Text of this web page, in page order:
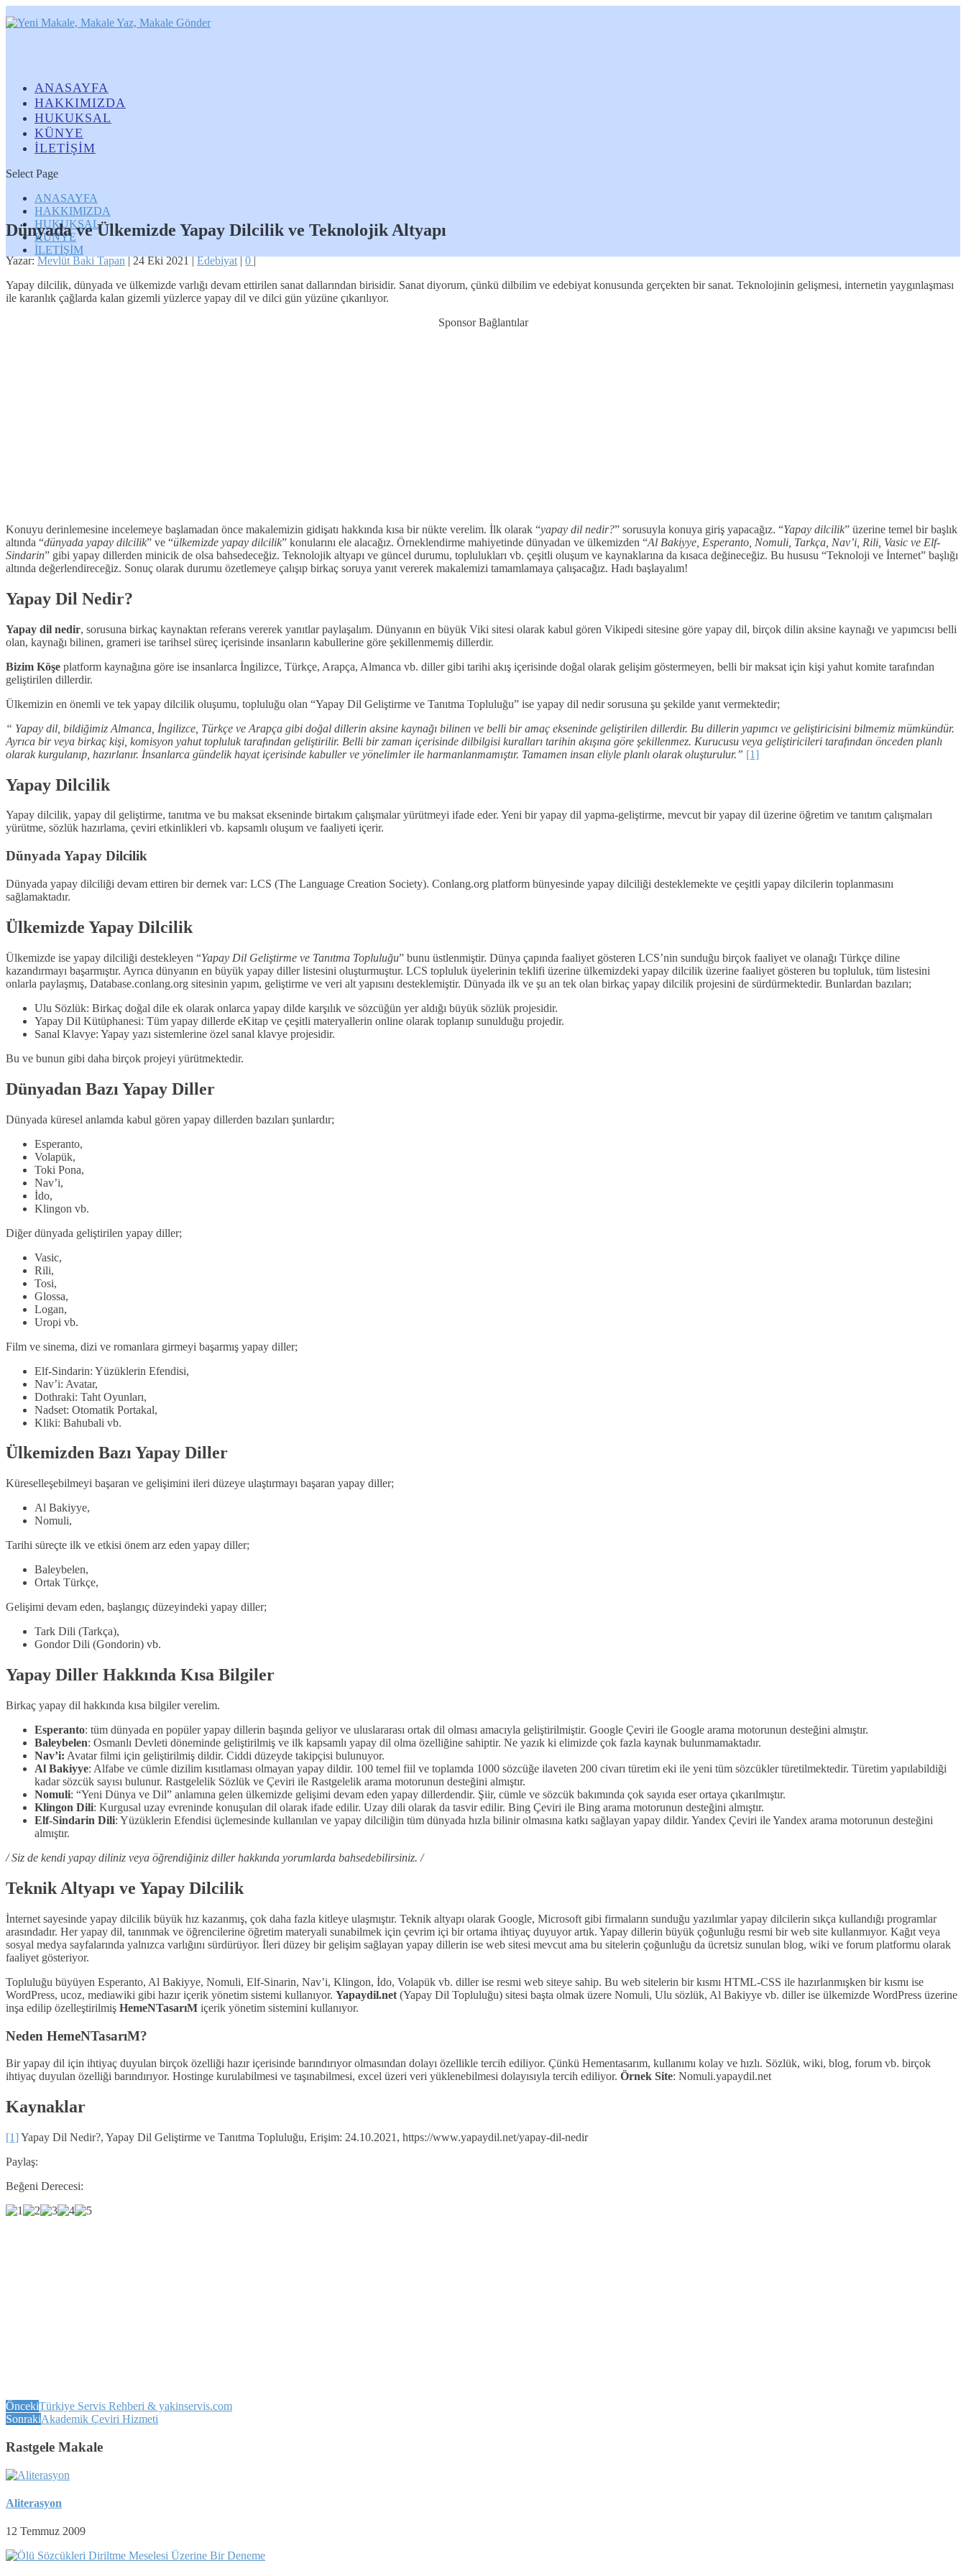
ANASAYFA
HAKKIMIZDA
HUKUKSAL
KÜNYE
İLETİŞİM
Select Page
ANASAYFA
HAKKIMIZDA
HUKUKSAL
KÜNYE
İLETİŞİM
Dünyada ve Ülkemizde Yapay Dilcilik ve Teknolojik Altyapı
Yazar:Mevlüt Baki Tapan|24 Eki 2021|Edebiyat|0|
Yapay dilcilik, dünyada ve ülkemizde varlığı devam ettirilen sanat dallarından birisidir. Sanat diyorum, çünkü dilbilim ve edebiyat konusunda gerçekten bir sanat. Teknolojinin gelişmesi, internetin yaygınlaşması
ile karanlık çağlarda kalan gizemli yüzlerce yapay dil ve dilci gün yüzüne çıkarılıyor.
Sponsor Bağlantılar
Konuyu derinlemesine incelemeye başlamadan önce makalemizin gidişatı hakkında kısa bir nükte verelim. İlk olarak “yapay dil nedir?” sorusuyla konuya giriş yapacağız. “Yapay dilcilik” üzerine temel bir başlık
altında “dünyada yapay dilcilik” ve “ülkemizde yapay dilcilik” konularını ele alacağız. Örneklendirme mahiyetinde dünyadan ve ülkemizden “Al Bakiyye, Esperanto, Nomuli, Tarkça, Nav’i, Rili, Vasic ve Elf-
Sindarin” gibi yapay dillerden minicik de olsa bahsedeceğiz. Teknolojik altyapı ve güncel durumu, toplulukları vb. çeşitli oluşum ve kaynaklarına da kısaca değineceğiz. Bu hususu “Teknoloji ve İnternet” başlığı
altında değerlendireceğiz. Sonuç olarak durumu özetlemeye çalışıp birkaç soruya yanıt vererek makalemizi tamamlamaya çalışacağız. Hadı başlayalım!
Yapay Dil Nedir?
Yapay dil nedir, sorusuna birkaç kaynaktan referans vererek yanıtlar paylaşalım. Dünyanın en büyük Viki sitesi olarak kabul gören Vikipedi sitesine göre yapay dil, birçok dilin aksine kaynağı ve yapımcısı belli
olan, kaynağı bilinen, grameri ise tarihsel süreç içerisinde insanların kabullerine göre şekillenmemiş dillerdir.
Bizim Köşe platform kaynağına göre ise insanlarca İngilizce, Türkçe, Arapça, Almanca vb. diller gibi tarihi akış içerisinde doğal olarak gelişim göstermeyen, belli bir maksat için kişi yahut komite tarafından
geliştirilen dillerdir.
Ülkemizin en önemli ve tek yapay dilcilik oluşumu, topluluğu olan “Yapay Dil Geliştirme ve Tanıtma Topluluğu” ise yapay dil nedir sorusuna şu şekilde yanıt vermektedir;
“ Yapay dil, bildiğimiz Almanca, İngilizce, Türkçe ve Arapça gibi doğal dillerin aksine kaynağı bilinen ve belli bir amaç ekseninde geliştirilen dillerdir. Bu dillerin yapımcı ve geliştiricisini bilmemiz mümkündür.
Ayrıca bir veya birkaç kişi, komisyon yahut topluluk tarafından geliştirilir. Belli bir zaman içerisinde dilbilgisi kuralları tarihin akışına göre şekillenmez. Kurucusu veya geliştiricileri tarafından önceden planlı
olarak kurgulanıp, hazırlanır. İnsanlarca gündelik hayat içerisinde kabuller ve yönelimler ile harmanlanmamıştır. Tamamen insan eliyle planlı olarak oluşturulur.” [1]
Yapay Dilcilik
Yapay dilcilik, yapay dil geliştirme, tanıtma ve bu maksat ekseninde birtakım çalışmalar yürütmeyi ifade eder. Yeni bir yapay dil yapma-geliştirme, mevcut bir yapay dil üzerine öğretim ve tanıtım çalışmaları
yürütme, sözlük hazırlama, çeviri etkinlikleri vb. kapsamlı oluşum ve faaliyeti içerir.
Dünyada Yapay Dilcilik
Dünyada yapay dilciliği devam ettiren bir dernek var: LCS (The Language Creation Society). Conlang.org platform bünyesinde yapay dilciliği desteklemekte ve çeşitli yapay dilcilerin toplanmasını
sağlamaktadır.
Ülkemizde Yapay Dilcilik
Ülkemizde ise yapay dilciliği destekleyen “Yapay Dil Geliştirme ve Tanıtma Topluluğu” bunu üstlenmiştir. Dünya çapında faaliyet gösteren LCS’nin sunduğu birçok faaliyet ve olanağı Türkçe diline
kazandırmayı başarmıştır. Ayrıca dünyanın en büyük yapay diller listesini oluşturmuştur. LCS topluluk üyelerinin teklifi üzerine ülkemizdeki yapay dilcilik üzerine faaliyet gösteren bu topluluk, tüm listesini
onlarla paylaşmış, Database.conlang.org sitesinin yapım, geliştirme ve veri alt yapısını desteklemiştir. Dünyada ilk ve şu an tek olan birkaç yapay dilcilik projesini de sürdürmektedir. Bunlardan bazıları;
Ulu Sözlük: Birkaç doğal dile ek olarak onlarca yapay dilde karşılık ve sözcüğün yer aldığı büyük sözlük projesidir.
Yapay Dil Kütüphanesi: Tüm yapay dillerde eKitap ve çeşitli materyallerin online olarak toplanıp sunulduğu projedir.
Sanal Klavye: Yapay yazı sistemlerine özel sanal klavye projesidir.
Bu ve bunun gibi daha birçok projeyi yürütmektedir.
Dünyadan Bazı Yapay Diller
Dünyada küresel anlamda kabul gören yapay dillerden bazıları şunlardır;
Esperanto,
Volapük,
Toki Pona,
Nav’i,
İdo,
Klingon vb.
Diğer dünyada geliştirilen yapay diller;
Vasic,
Rili,
Tosi,
Glossa,
Logan,
Uropi vb.
Film ve sinema, dizi ve romanlara girmeyi başarmış yapay diller;
Elf-Sindarin: Yüzüklerin Efendisi,
Nav’i: Avatar,
Dothraki: Taht Oyunları,
Nadset: Otomatik Portakal,
Kliki: Bahubali vb.
Ülkemizden Bazı Yapay Diller
Küreselleşebilmeyi başaran ve gelişimini ileri düzeye ulaştırmayı başaran yapay diller;
Al Bakiyye,
Nomuli,
Tarihi süreçte ilk ve etkisi önem arz eden yapay diller;
Baleybelen,
Ortak Türkçe,
Gelişimi devam eden, başlangıç düzeyindeki yapay diller;
Tark Dili (Tarkça),
Gondor Dili (Gondorin) vb.
Yapay Diller Hakkında Kısa Bilgiler
Birkaç yapay dil hakkında kısa bilgiler verelim.
Esperanto: tüm dünyada en popüler yapay dillerin başında geliyor ve uluslararası ortak dil olması amacıyla geliştirilmiştir. Google Çeviri ile Google arama motorunun desteğini almıştır.
Baleybelen: Osmanlı Devleti döneminde geliştirilmiş ve ilk kapsamlı yapay dil olma özelliğine sahiptir. Ne yazık ki elimizde çok fazla kaynak bulunmamaktadır.
Nav’i: Avatar filmi için geliştirilmiş dildir. Ciddi düzeyde takipçisi bulunuyor.
Al Bakiyye: Alfabe ve cümle dizilim kısıtlaması olmayan yapay dildir. 100 temel fiil ve toplamda 1000 sözcüğe ilaveten 200 civarı türetim eki ile yeni tüm sözcükler türetilmektedir. Türetim yapılabildiği
kadar sözcük sayısı bulunur. Rastgelelik Sözlük ve Çeviri ile Rastgelelik arama motorunun desteğini almıştır.
Nomuli: “Yeni Dünya ve Dil” anlamına gelen ülkemizde gelişimi devam eden yapay dillerdendir. Şiir, cümle ve sözcük bakımında çok sayıda eser ortaya çıkarılmıştır.
Klingon Dili: Kurgusal uzay evreninde konuşulan dil olarak ifade edilir. Uzay dili olarak da tasvir edilir. Bing Çeviri ile Bing arama motorunun desteğini almıştır.
Elf-Sindarin Dili: Yüzüklerin Efendisi üçlemesinde kullanılan ve yapay dilciliğin tüm dünyada hızla bilinir olmasına katkı sağlayan yapay dildir. Yandex Çeviri ile Yandex arama motorunun desteğini
almıştır.
/ Siz de kendi yapay diliniz veya öğrendiğiniz diller hakkında yorumlarda bahsedebilirsiniz. /
Teknik Altyapı ve Yapay Dilcilik
İnternet sayesinde yapay dilcilik büyük hız kazanmış, çok daha fazla kitleye ulaşmıştır. Teknik altyapı olarak Google, Microsoft gibi firmaların sunduğu yazılımlar yapay dilcilerin sıkça kullandığı programlar
arasındadır. Her yapay dil, tanınmak ve öğrencilerine öğretim materyali sunabilmek için çevrim içi bir ortama ihtiyaç duyuyor artık. Yapay dillerin büyük çoğunluğu resmi bir web site kullanmıyor. Kağıt veya
sosyal medya sayfalarında yalnızca varlığını sürdürüyor. İleri düzey bir gelişim sağlayan yapay dillerin ise web sitesi mevcut ama bu sitelerin çoğunluğu da ücretsiz sunulan blog, wiki ve forum platformu olarak
faaliyet gösteriyor.
Topluluğu büyüyen Esperanto, Al Bakiyye, Nomuli, Elf-Sinarin, Nav’i, Klingon, İdo, Volapük vb. diller ise resmi web siteye sahip. Bu web sitelerin bir kısmı HTML-CSS ile hazırlanmışken bir kısmı ise
WordPress, ucoz, mediawiki gibi hazır içerik yönetim sistemi kullanıyor. Yapaydil.net (Yapay Dil Topluluğu) sitesi başta olmak üzere Nomuli, Ulu sözlük, Al Bakiyye vb. diller ise ülkemizde WordPress üzerine
inşa edilip özelleştirilmiş HemeNTasarıM içerik yönetim sistemini kullanıyor.
Neden HemeNTasarıM?
Bir yapay dil için ihtiyaç duyulan birçok özelliği hazır içerisinde barındırıyor olmasından dolayı özellikle tercih ediliyor. Çünkü Hementasarım, kullanımı kolay ve hızlı. Sözlük, wiki, blog, forum vb. birçok
ihtiyaç duyulan özelliği barındırıyor. Hostinge kurulabilmesi ve taşınabilmesi, excel üzeri veri yüklenebilmesi dolayısıyla tercih ediliyor. Örnek Site: Nomuli.yapaydil.net
Kaynaklar
[1]Yapay Dil Nedir?, Yapay Dil Geliştirme ve Tanıtma Topluluğu, Erişim: 24.10.2021, https://www.yapaydil.net/yapay-dil-nedir
Paylaş:
Beğeni Derecesi:
ÖncekiTürkiye Servis Rehberi & yakinservis.com
SonrakiAkademik Çeviri Hizmeti
Rastgele Makale
Aliterasyon
12 Temmuz 2009